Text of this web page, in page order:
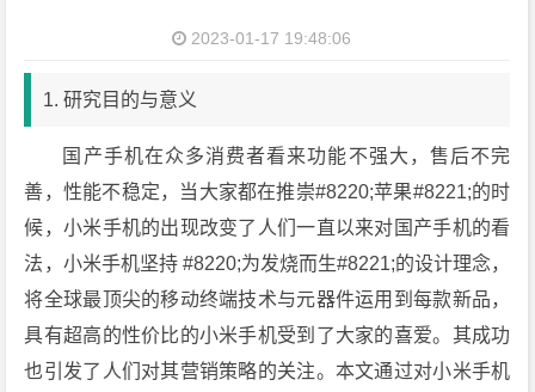
2023-01-17 19:48:06
1. 研究目的与意义
国产手机在众多消费者看来功能不强大，售后不完
善，性能不稳定，当大家都在推崇#8220;苹果#8221;的时
候，小米手机的出现改变了人们一直以来对国产手机的看
法，小米手机坚持 #8220;为发烧而生#8221;的设计理念，
将全球最顶尖的移动终端技术与元器件运用到每款新品，
具有超高的性价比的小米手机受到了大家的喜爱。其成功
也引发了人们对其营销策略的关注。本文通过对小米手机